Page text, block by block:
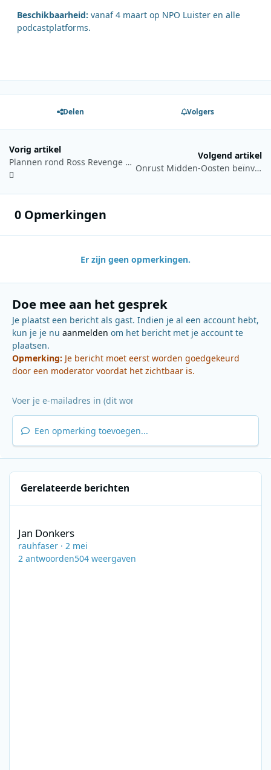
Beschikbaarheid: vanaf 4 maart op NPO Luister en alle
podcastplatforms.
Delen Volgers
Vorig artikel
Plannen rond Ross Revenge aangepast na beoordeling werf
Volgend artikel
Onrust Midden-Oosten beïnvloedt programmering Radio 10
0 Opmerkingen
Er zijn geen opmerkingen.
Doe mee aan het gesprek
Je plaatst een bericht als gast. Indien je al een account hebt,
kun je je nu aanmelden om het bericht met je account te
plaatsen.
Opmerking: Je bericht moet eerst worden goedgekeurd
door een moderator voordat het zichtbaar is.
Een opmerking toevoegen...
Gerelateerde berichten
Jan Donkers
rauhfaser · 2 mei
2 antwoorden504 weergaven